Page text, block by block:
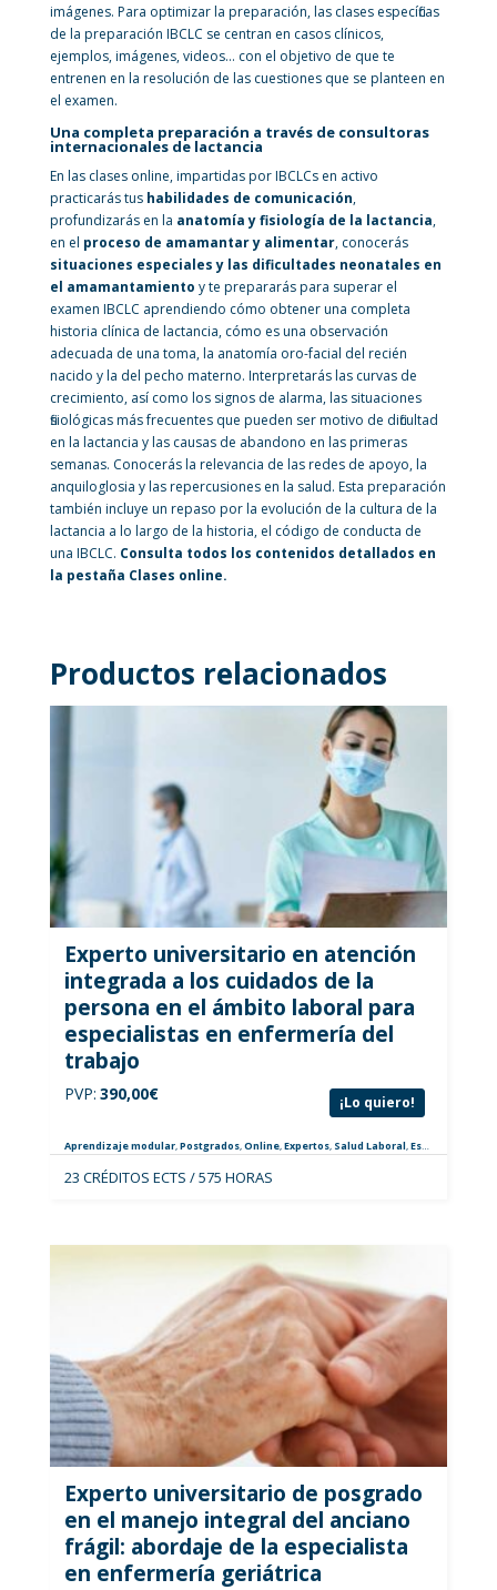
imágenes. Para optimizar la preparación, las clases específicas
de la preparación IBCLC se centran en casos clínicos,
ejemplos, imágenes, videos… con el objetivo de que te
entrenen en la resolución de las cuestiones que se planteen en
el examen.
Una completa preparación a través de consultoras
internacionales de lactancia
En las clases online, impartidas por IBCLCs en activo
practicarás tus habilidades de comunicación,
profundizarás en la anatomía y fisiología de la lactancia,
en el proceso de amamantar y alimentar, conocerás
situaciones especiales y las dificultades neonatales en
el amamantamiento y te prepararás para superar el
examen IBCLC aprendiendo cómo obtener una completa
historia clínica de lactancia, cómo es una observación
adecuada de una toma, la anatomía oro-facial del recién
nacido y la del pecho materno. Interpretarás las curvas de
crecimiento, así como los signos de alarma, las situaciones
fisiológicas más frecuentes que pueden ser motivo de dificultad
en la lactancia y las causas de abandono en las primeras
semanas. Conocerás la relevancia de las redes de apoyo, la
anquiloglosia y las repercusiones en la salud. Esta preparación
también incluye un repaso por la evolución de la cultura de la
lactancia a lo largo de la historia, el código de conducta de
una IBCLC. Consulta todos los contenidos detallados en
la pestaña Clases online.
Productos relacionados
Experto universitario en atención
integrada a los cuidados de la
persona en el ámbito laboral para
especialistas en enfermería del
trabajo
PVP: 390,00€ ¡Lo quiero!
Aprendizaje modular,Postgrados,Online,Expertos, Salud Laboral,Especialistas
23 CRÉDITOS ECTS / 575 HORAS
Experto universitario de posgrado
en el manejo integral del anciano
frágil: abordaje de la especialista
en enfermería geriátrica